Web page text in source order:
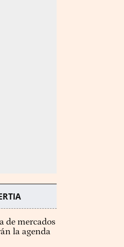
de mercados
la agenda